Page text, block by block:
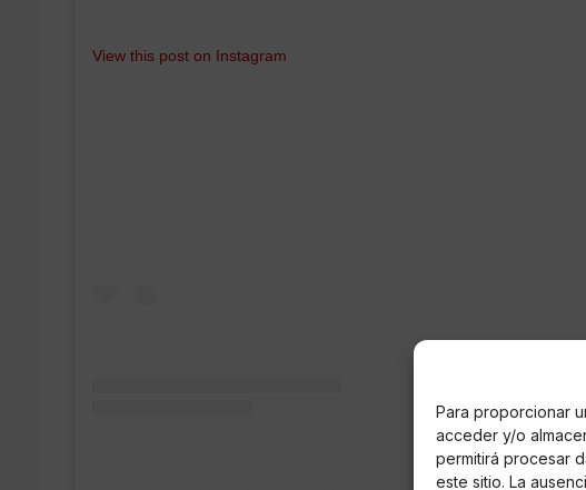
Para proporcionar
acceder y/o
permitirá procesar
este sitio. La
View this post on Instagram